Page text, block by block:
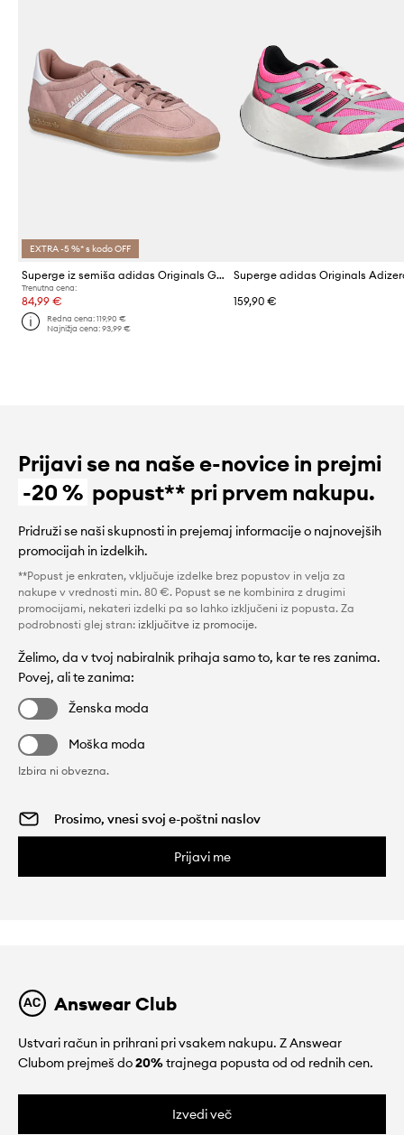
EXTRA -5 %* s kodo OFF
Superge iz semiša adidas Originals Gazelle Indoor
Trenutna cena:
84,99 €
Redna cena:119,90 €
Najnižja cena:93,99 €
159,90 €
Prijavi se na naše e-novice in prejmi
-20 % popust** pri prvem nakupu.
Pridruži se naši skupnosti in prejemaj informacije o najnovejših
promocijah in izdelkih.
**Popust je enkraten, vključuje izdelke brez popustov in velja za
nakupe v vrednosti min. 80 €. Popust se ne kombinira z drugimi
promocijami, nekateri izdelki pa so lahko izključeni iz popusta. Za
podrobnosti glej stran: izključitve iz promocije.
Želimo, da v tvoj nabiralnik prihaja samo to, kar te res zanima.
Povej, ali te zanima:
Ženska moda
Moška moda
Izbira ni obvezna.
Prijavi me
Answear Club
Ustvari račun in prihrani pri vsakem nakupu. Z Answear
Clubom prejmeš do20%trajnega popusta od od rednih cen.
Izvedi več